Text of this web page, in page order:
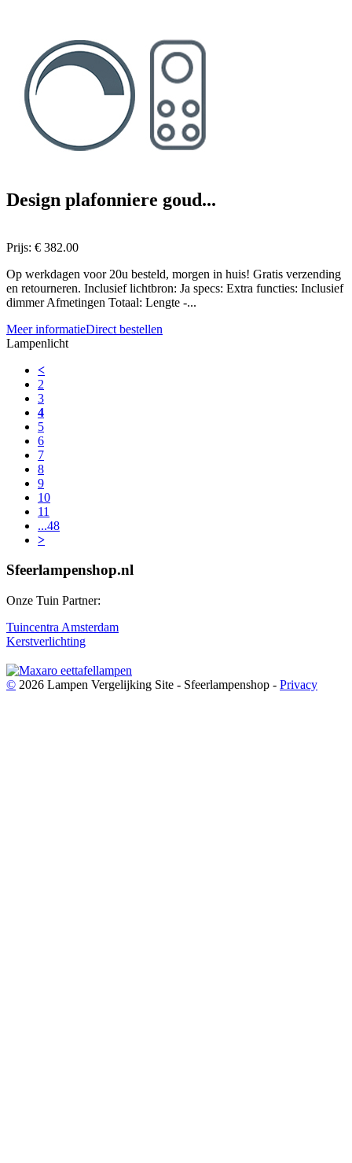
Design plafonniere goud...
Prijs: € 382.00
Op werkdagen voor 20u besteld, morgen in huis! Gratis verzending
en retourneren. Inclusief lichtbron: Ja specs: Extra functies: Inclusief
dimmer Afmetingen Totaal: Lengte -...
Meer informatieDirect bestellen
Lampenlicht
<
2
3
4
5
6
7
8
9
10
11
...48
>
Sfeerlampenshop.nl
Onze Tuin Partner:
Tuincentra Amsterdam
Kerstverlichting
© 2026 Lampen Vergelijking Site - Sfeerlampenshop - Privacy